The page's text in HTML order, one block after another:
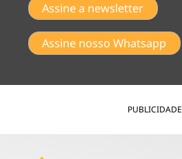
Assine a newsletter
Assine nosso Whatsapp
PUBLICIDADE